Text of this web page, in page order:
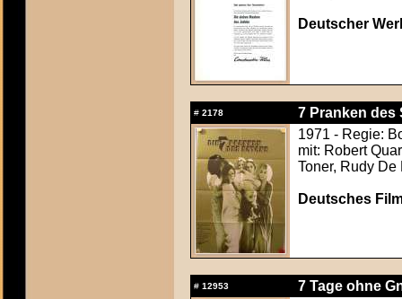
Deutscher
# 2178
7 Pranken des
1971 - Regie:
mit: Robert
Toner, Rudy De
Deutsches
# 12953
7 Tage ohne